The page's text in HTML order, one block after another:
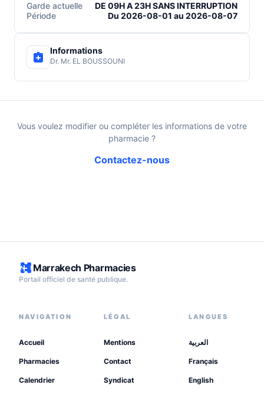
Garde actuelle
DE 09H A 23H SANS INTERRUPTION
Période
Du 2026-08-01 au 2026-08-07
Informations
Dr. Mr. EL BOUSSOUNI
Vous voulez modifier ou compléter les informations de votre
pharmacie ?
Contactez-nous
Marrakech Pharmacies
Portail officiel de santé publique.
NAVIGATION
Accueil
Pharmacies
Calendrier
LÉGAL
Mentions
Contact
Syndicat
LANGUES
العربية
Français
English